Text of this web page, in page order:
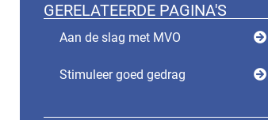
GERELATEERDE PAGINA'S
Aan de slag met MVO
Stimuleer goed gedrag